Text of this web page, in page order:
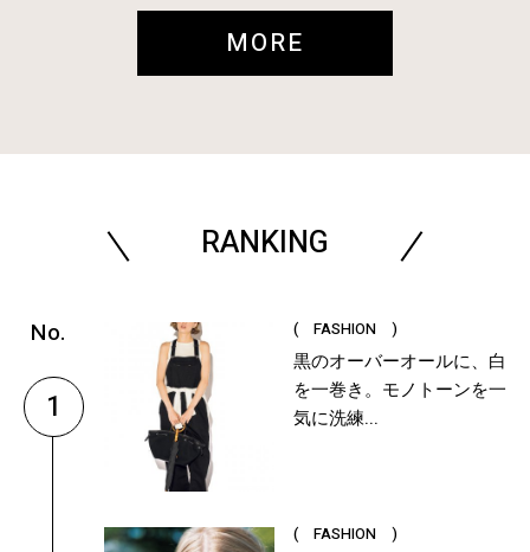
MORE
RANKING
1
( FASHION )
黒のオーバーオールに、白
を一巻き。モノトーンを一
気に洗練...
( FASHION )